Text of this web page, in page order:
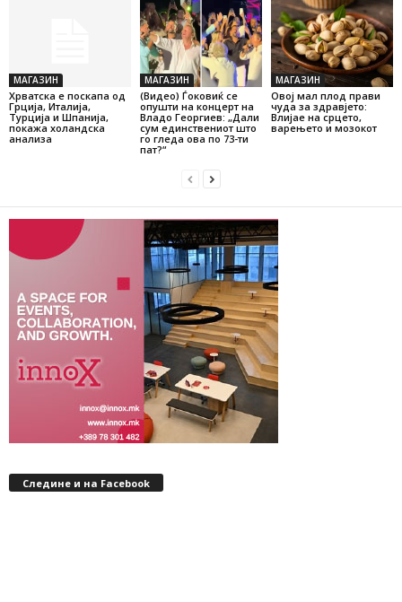
МАГАЗИН
Хрватска е поскапа од
Грција, Италија,
Турција и Шпанија,
покажа холандска
анализа
МАГАЗИН
(Видео) Ѓоковиќ се
опушти на концерт на
Владо Георгиев: „Дали
сум единствениот што
го гледа ова по 73-ти
пат?“
МАГАЗИН
Овој мал плод прави
чуда за здравјето:
Влијае на срцето,
варењето и мозокот
Следине и на Facebook